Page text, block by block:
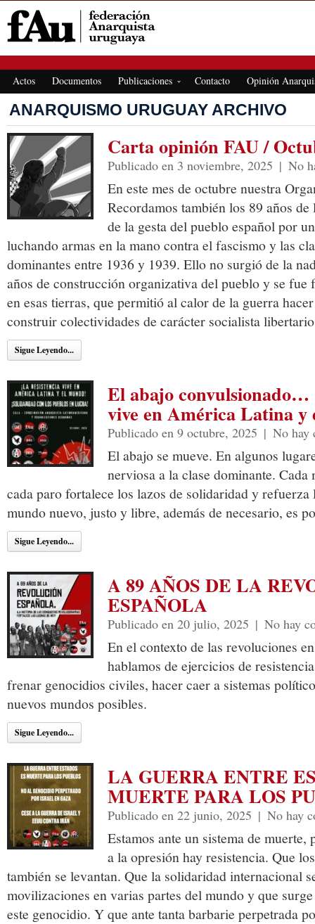
Actos Documentos Publicaciones Contacto Opinión
ANARQUISMO URUGUAY ARCHIVO
Carta opinión FAU /
Publicado en 3 noviembre, 2025 | No
En este mes de octubre nuestra
Recordamos también los 89 años
de la gesta del pueblo español por
luchando armas en la mano contra el fascismo y las
dominantes entre 1936 y 1939. Ello no surgió de la
años de construcción organizativa del pueblo y se fue
en esas tierras, que permitió al calor de la guerra
construir colectividades de carácter socialista
Sigue Leyendo...
El abajo convulsionado…
vive en América Latina y
Publicado en 9 octubre, 2025 | No hay
El abajo se mueve. En algunos
nerviosa a la clase dominante. Cada
cada paro fortalece los lazos de solidaridad y
mundo nuevo, justo y libre, además de necesario, es
Sigue Leyendo...
A 89 AÑOS DE LA
ESPAÑOLA
Publicado en 20 julio, 2025 | No hay
En el contexto de las revoluciones
hablamos de ejercicios de
frenar genocidios civiles, hacer caer a sistemas
nuevos mundos posibles.
Sigue Leyendo...
LA GUERRA ENTRE
MUERTE PARA LOS
Publicado en 22 junio, 2025 | No hay
Estamos ante un sistema de muerte,
a la opresión hay resistencia. Que
también se levantan. Que la solidaridad internacional
movilizaciones en varias partes del mundo y que
este genocidio. Y que ante tanta barbarie perpetrada